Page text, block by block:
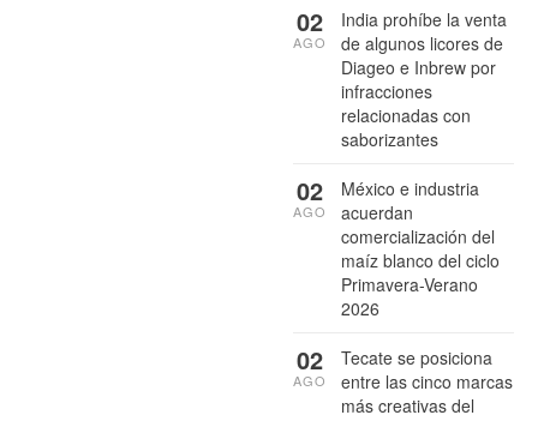
India prohíbe la venta
de algunos licores de
Diageo e Inbrew por
infracciones
relacionadas con
saborizantes
02
AGO
México e industria
acuerdan
comercialización del
maíz blanco del ciclo
Primavera-Verano
2026
02
AGO
Tecate se posiciona
entre las cinco marcas
más creativas del
02
AGO